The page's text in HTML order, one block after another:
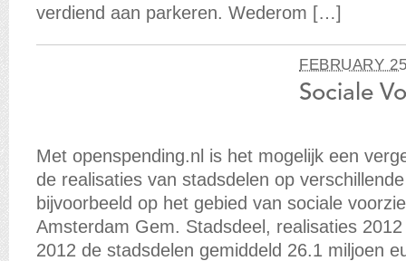
verdiend aan parkeren. Wederom […]
Sociale
FEBRUARY
Met openspending.nl is het mogelijk een
de realisaties van stadsdelen op
bijvoorbeeld op het gebied van sociale
Amsterdam Gem. Stadsdeel, realisaties
2012 de stadsdelen gemiddeld 26.1 miljoen